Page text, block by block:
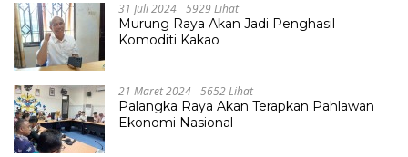
31 Juli 2024 5929 Lihat
Murung Raya Akan Jadi Penghasil
Komoditi Kakao
21 Maret 2024 5652 Lihat
Palangka Raya Akan Terapkan Pahlawan
Ekonomi Nasional